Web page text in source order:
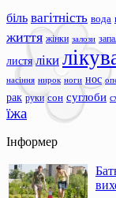
біль вагітність вода
життя жінки залози
листя ліки
насіння нирок ноги нос
рак руки сон суглоби
їжа
Інформер